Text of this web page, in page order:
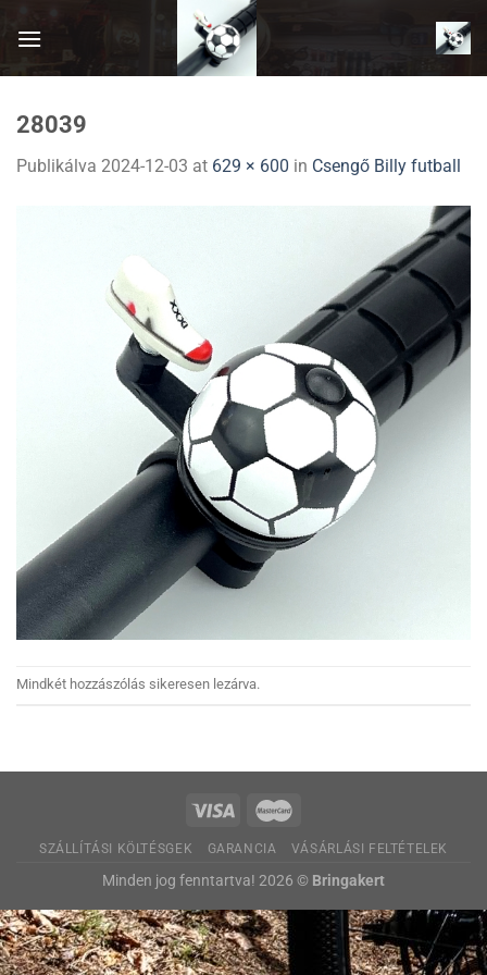
28039
Publikálva 2024-12-03 at 629 × 600 in Csengő Billy futball
Mindkét hozzászólás sikeresen lezárva.
SZÁLLÍTÁSI KÖLTÉSGEK GARANCIA VÁSÁRLÁSI FELTÉTELEK
Minden jog fenntartva! 2026 © Bringakert